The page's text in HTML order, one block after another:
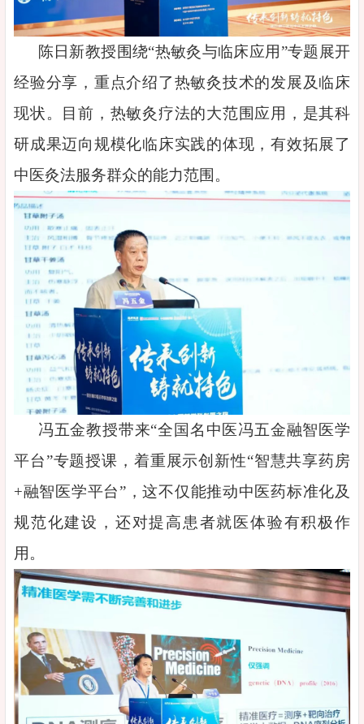
陈日新教授围绕“热敏灸与临床应用”专题展开
经验分享，重点介绍了热敏灸技术的发展及临床
现状。目前，热敏灸疗法的大范围应用，是其科
研成果迈向规模化临床实践的体现，有效拓展了
中医灸法服务群众的能力范围。
冯五金教授带来“全国名中医冯五金融智医学
平台”专题授课，着重展示创新性“智慧共享药房
+融智医学平台”，这不仅能推动中医药标准化及
规范化建设，还对提高患者就医体验有积极作
用。